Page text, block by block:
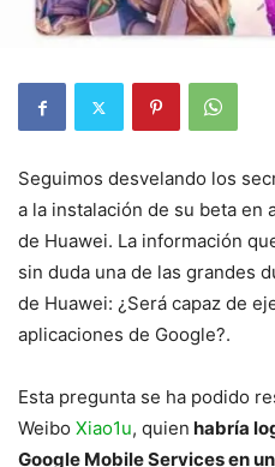
Seguimos desvelando los
a la instalación de su beta en
de Huawei. La información
sin duda una de las grandes
de Huawei: ¿Será capaz de
aplicaciones de Google?.
Esta pregunta se ha podido
Weibo Xiao1u, quien habría
Google Mobile Services en